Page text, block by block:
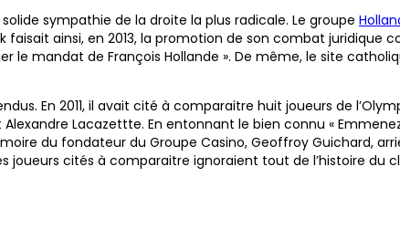
sympathie de la droite la plus radicale. Le groupe
ainsi, en 2013, la promotion de son combat juridique
mandat de François Hollande ». De même, le site
En 2011, il avait cité à comparaitre huit joueurs de
Lacazettte. En entonnant le bien connu «
du fondateur du Groupe Casino, Geoffroy Guichard,
joueurs cités à comparaitre ignoraient tout de l’histoire du